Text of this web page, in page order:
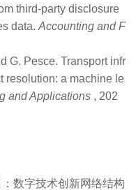
third-party disclosure
data. Accounting and F
G. Pesce. Transport infr
resolution: a machine le
and Applications , 202
数字技术创新网络结构